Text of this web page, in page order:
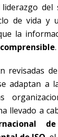
del
de vida y
la
.
revisadas
adaptan a
llevado a